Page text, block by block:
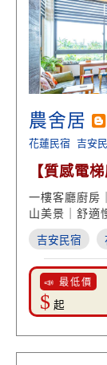
農舍居
花蓮民宿 吉安
【質感電
一樓客廳廚房
山美景｜舒適
吉安民宿
📣 最低價
$ 起